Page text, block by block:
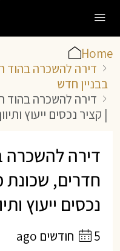
Home
בבניין חדש
| קציר נכסים ייעוץ
חדרים, שכונת
נכסים ייעוץ
5 חודשים ago